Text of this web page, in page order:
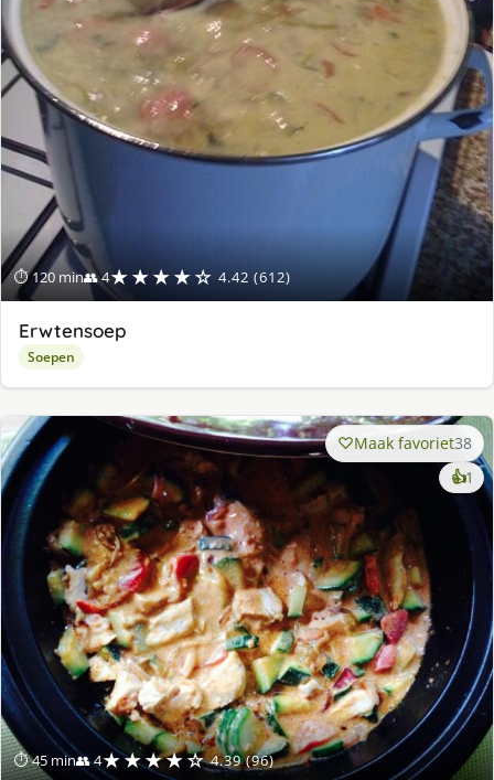
⏱ 120 min👥 4★★★★☆ 4.42 (612)
Erwtensoep
Soepen
⏱ 45 min👥 4★★★★☆ 4.39 (96)
Maak favoriet38
👍1